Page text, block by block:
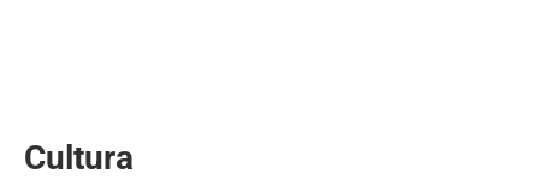
Cultura